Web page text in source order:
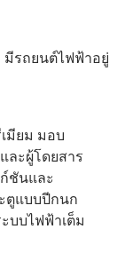
มีรถยนต์ไฟฟ้าอยู่
มียม มอบ
ละผู้โดยสาร
ชันและ
ตูแบบปีกนก
บบไฟฟ้าเต็ม